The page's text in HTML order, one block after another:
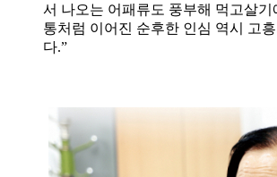
서 나오는 어패류도 풍부해 먹고살기
통처럼 이어진 순후한 인심 역시 고
다.”